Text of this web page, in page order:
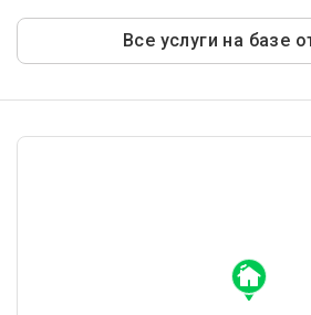
Все услуги на базе